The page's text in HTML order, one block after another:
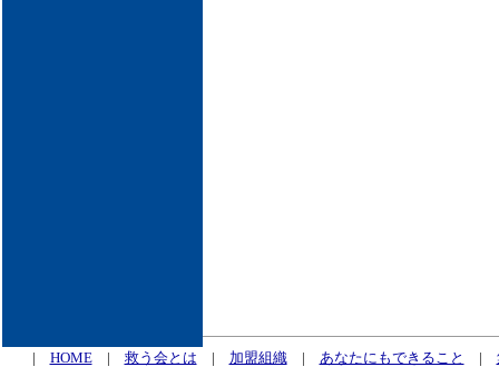
| HOME| 救う会とは | 加盟組織| あなたにもできること |